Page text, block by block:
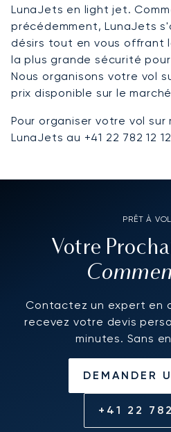
LunaJets en light jet.
précédemment, LunaJets
désirs tout en vous offrant
la plus grande sécurité
Nous organisons votre vol
prix disponible sur le
Pour organiser votre vol
LunaJets au +41 22 782 12
PRÊT À
Votre
Contactez un expert en
recevez votre devis
minutes. Sans
DEMANDER
+41 22